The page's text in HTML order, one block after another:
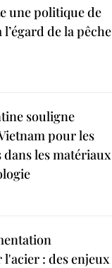
une politique de
de la pêche
souligne
pour les
les matériaux
: des enjeux